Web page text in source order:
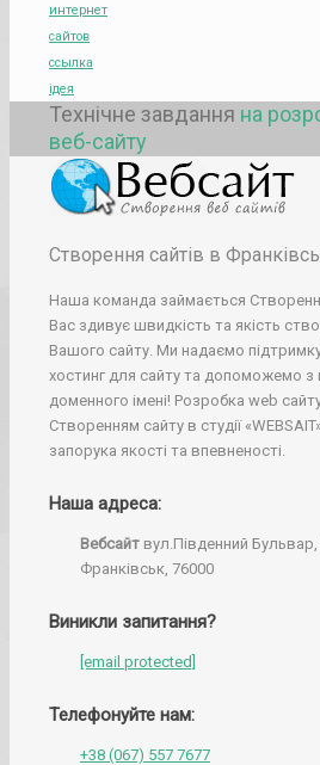
интернет
сайтов
ссылка
ідея
Технічне завдання на
веб-сайту
Створення сайтів в
Наша команда займається
Вас здивує швидкість та якість
Вашого сайту. Ми надаємо підтримку
хостинг для сайту та допоможемо
доменного імені! Розробка web
Створенням сайту в студії
запорука якості та впевненості.
Наша адреса:
Вебсайт вул.Південний Бульвар,
Франківськ, 76000
Виникли запитання?
[email protected]
Телефонуйте нам:
+38 (067) 557 7677